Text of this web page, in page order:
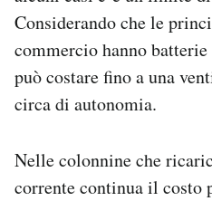
Considerando che le
commercio hanno
può costare fino a una
circa di autonomia.
Nelle colonnine che
corrente continua il costo